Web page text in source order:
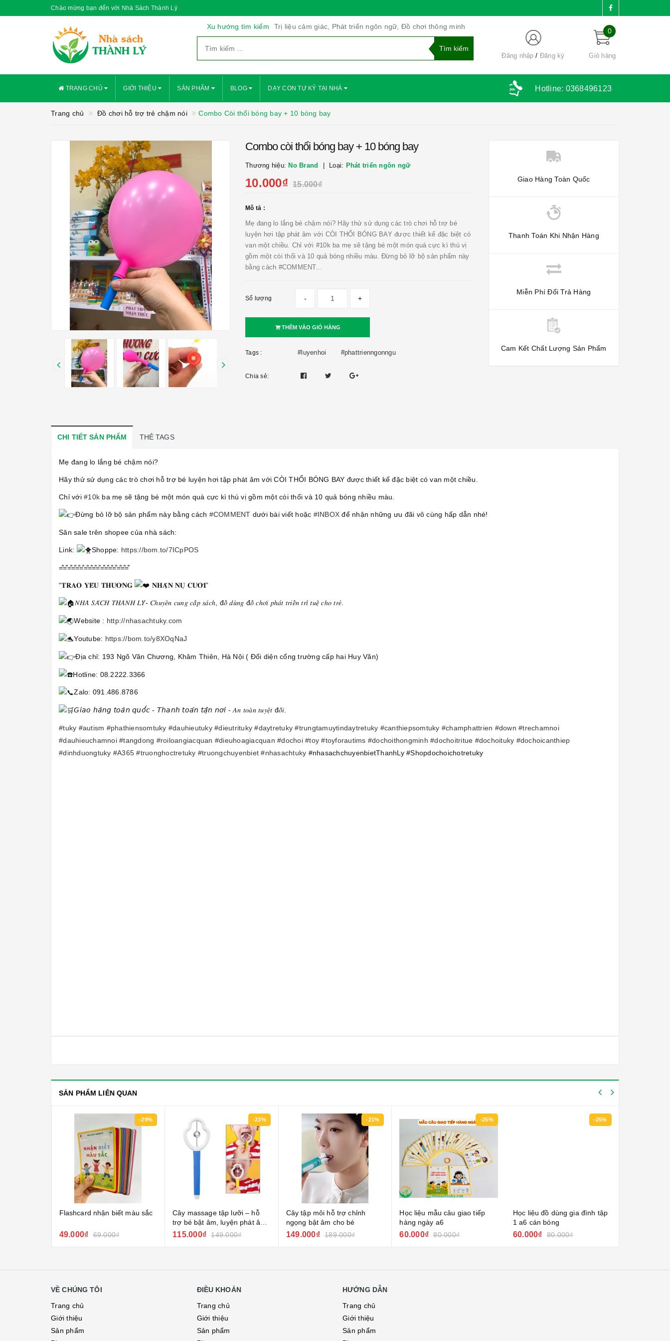
Chào mừng bạn đến với Nhà Sách Thành Lý
Xu hướng tìm kiếm Trị liệu cảm giác, Phát triển ngôn ngữ, Đồ chơi thông minh
Đăng nhập Đăng ký
0
Giỏ hàng
TRANG CHỦ GIỚI THIỆU SẢN PHẨM BLOG DẠY CON TỰ KỶ TẠI NHÀ Hotline: 0368496123
Trang chủ Đồ chơi hỗ trợ trẻ chậm nói Combo Còi thổi bóng bay + 10 bóng bay
Combo còi thổi bóng bay + 10 bóng bay
Thương hiệu: No Brand Loại: Phát triển ngôn ngữ
10.000₫ 15.000₫
Mô tả :
Mẹ đang lo lắng bé chậm nói? Hãy thử sử dụng các trò chơi hỗ trợ bé
luyện hơi tập phát âm với CÒI THỔI BÓNG BAY được thiết kế đặc biệt có
van một chiều. Chỉ với #10k ba mẹ sẽ tặng bé một món quà cực kì thú vị
gồm một còi thổi và 10 quả bóng nhiều màu. Đừng bỏ lỡ bộ sản phẩm này
bằng cách #COMMENT...
Số lượng - +
THÊM VÀO GIỎ HÀNG
Tags : #luyenhoi #phattrienngonngu
Chia sẻ:
Giao Hàng Toàn Quốc
Thanh Toán Khi Nhận Hàng
Miễn Phí Đổi Trả Hàng
Cam Kết Chất Lượng Sản Phẩm
CHI TIẾT SẢN PHẨM THẺ TAGS
Mẹ đang lo lắng bé chậm nói?
Hãy thử sử dụng các trò chơi hỗ trợ bé luyện hơi tập phát âm với CÒI THỔI BÓNG BAY được thiết kế đặc biệt có van một chiều.
Chỉ với #10k ba mẹ sẽ tặng bé một món quà cực kì thú vị gồm một còi thổi và 10 quả bóng nhiều màu.
Đừng bỏ lỡ bộ sản phẩm này bằng cách #COMMENT dưới bài viết hoặc #INBOX để nhận những ưu đãi vô cùng hấp dẫn nhé!
Săn sale trên shopee của nhà sách:
Link: Shoppe: https://bom.to/7ICpPOS
=̐̈=̐̈=̐̈=̐̈=̐̈=̐̈=̐̈=̐̈=̐̈=̐̈=̐̈=̐̈=̐̈=̐̈=̐̈=̐̈=̐̈
“𝐓𝐑𝐀𝐎 𝐘𝐄̂𝐔 𝐓𝐇𝐔̛𝐎̛𝐍𝐆 𝐍𝐇𝐀̣̂𝐍 𝐍𝐔̣ 𝐂𝐔̛𝐎̛̀𝐈”
𝑁𝐻𝐴̀ 𝑆𝐴́𝐶𝐻 𝑇𝐻𝐴̀𝑁𝐻 𝐿𝑌́- 𝐶ℎ𝑢𝑦𝑒̂𝑛 𝑐𝑢𝑛𝑔 𝑐𝑎̂́𝑝 𝑠𝑎́𝑐ℎ, đ𝑜̂̀ 𝑑𝑢̀𝑛𝑔 đ𝑜̂̀ 𝑐ℎ𝑜̛𝑖 𝑝ℎ𝑎́𝑡 𝑡𝑟𝑖𝑒̂̉𝑛 𝑡𝑟𝑖́ 𝑡𝑢𝑒̣̂ 𝑐ℎ𝑜 𝑡𝑟𝑒̉.
Website : http://nhasachtuky.com
Youtube: https://bom.to/y8XOqNaJ
Địa chỉ: 193 Ngõ Văn Chương, Khâm Thiên, Hà Nội ( Đối diện cổng trường cấp hai Huy Văn)
Hotline: 08.2222.3366
Zalo: 091.486.8786
𝘎𝘪𝘢𝘰 𝘩𝘢̀𝘯𝘨 𝘵𝘰𝘢̀𝘯 𝘲𝘶𝘰̂́𝘤 - 𝘛𝘩𝘢𝘯𝘩 𝘵𝘰𝘢́𝘯 𝘵𝘢̣̂𝘯 𝘯𝘰̛𝘪 - 𝐴𝑛 𝑡𝑜𝑎̀𝑛 𝑡𝑢𝑦𝑒̣̂𝑡 đ𝑜̂́𝑖.
#tuky #autism #phathiensomtuky #dauhieutuky #dieutrituky #daytretuky #trungtamuytindaytretuky #canthiepsomtuky #champhattrien #down #trechamnoi
#dauhieuchamnoi #tangdong #roiloangiacquan #dieuhoagiacquan #dochoi #toy #toyforautims #dochoithongminh #dochoitritue #dochoituky #dochoicanthiep
#dinhduongtuky #A365 #truonghoctretuky #truongchuyenbiet #nhasachtuky #nhasachchuyenbietThanhLy #Shopdochoichotretuky
SẢN PHẨM LIÊN QUAN
-29%
Flashcard nhận biết màu sắc
49.000₫ 69.000₫
-23%
Cây massage tập lưỡi – hỗ
trợ bé bật âm, luyện phát âm
rõ hơn
115.000₫ 149.000₫
-21%
Cây tập môi hỗ trợ chỉnh
ngọng bật âm cho bé
149.000₫ 189.000₫
-25%
Học liệu mẫu câu giao tiếp
hàng ngày a6
60.000₫ 80.000₫
-25%
Học liệu đồ dùng gia đình tập
1 a6 cán bóng
60.000₫ 80.000₫
VỀ CHÚNG TÔI
Trang chủ
Giới thiệu
Sản phẩm
ĐIỀU KHOẢN
Trang chủ
Giới thiệu
Sản phẩm
HƯỚNG DẪN
Trang chủ
Giới thiệu
Sản phẩm